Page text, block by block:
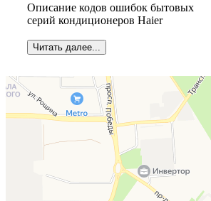
Описание кодов ошибок бытовых
серий кондиционеров Haier
Читать далее...